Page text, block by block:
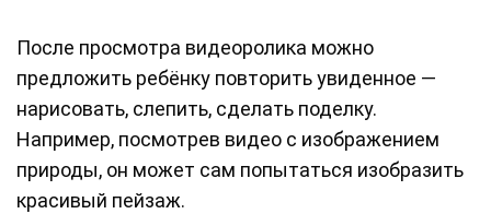
После просмотра видеоролика можно
предложить ребёнку повторить увиденное —
нарисовать, слепить, сделать поделку.
Например, посмотрев видео с изображением
природы, он может сам попытаться изобразить
красивый пейзаж.